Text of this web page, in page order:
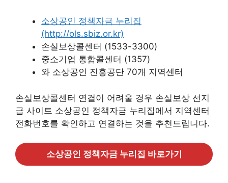
소상공인 정책자금 누리집
(http://ols.sbiz.or.kr)
손실보상콜센터 (1533-3300)
중소기업 통합콜센터 (1357)
와 소상공인 진흥공단 70개 지역센터
손실보상콜센터 연결이 어려울 경우 손실보상 선지
급 사이트 소상공인 정책자금 누리집에서 지역센터
전화번호를 확인하고 연결하는 것을 추천드립니다.
소상공인 정책자금 누리집 바로가기